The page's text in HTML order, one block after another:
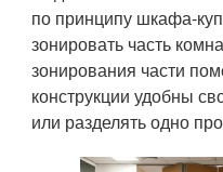
по принципу шкафа-
зонировать часть
зонирования части
конструкции удобны
или разделять одно